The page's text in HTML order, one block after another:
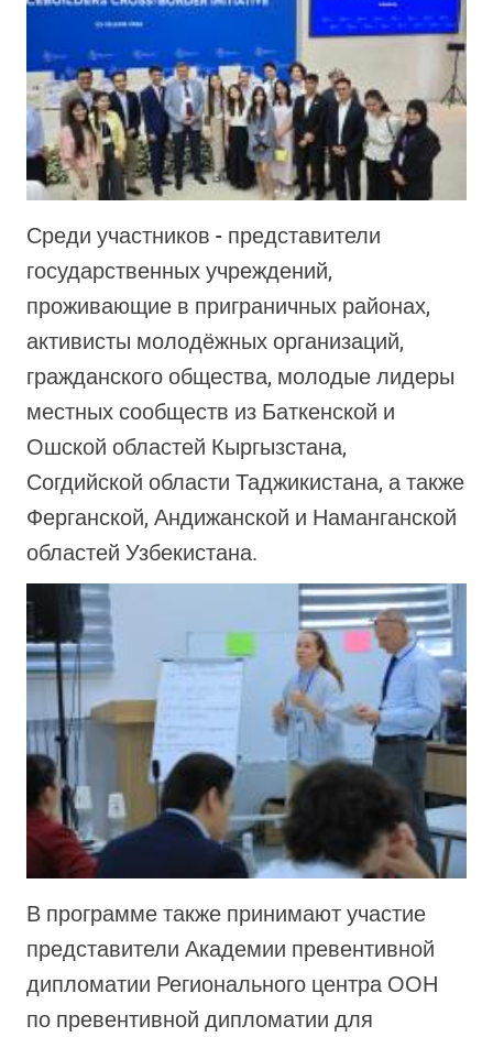
Среди участников - представители
государственных учреждений,
проживающие в приграничных районах,
активисты молодёжных организаций,
гражданского общества, молодые лидеры
местных сообществ из Баткенской и
Ошской областей Кыргызстана,
Согдийской области Таджикистана, а также
Ферганской, Андижанской и Наманганской
областей Узбекистана.
В программе также принимают участие
представители Академии превентивной
дипломатии Регионального центра ООН
по превентивной дипломатии для